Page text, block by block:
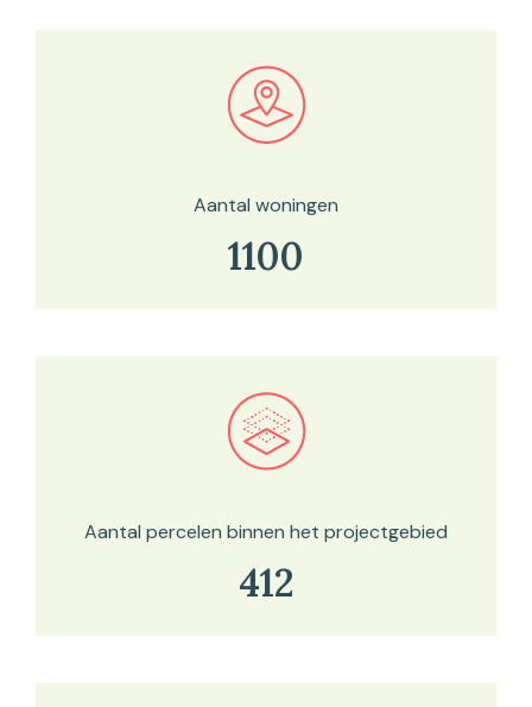
Bekijk in onze kaartviewer
Aantal woningen
1100
Bekijk in onze kaartviewer
Aantal percelen binnen het projectgebied
412